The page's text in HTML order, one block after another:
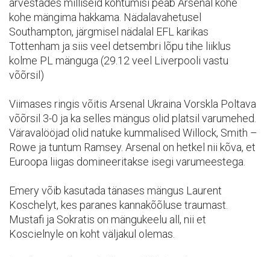
kohe mängima hakkama. Nädalavahetusel
Southampton, järgmisel nädalal EFL karikas
Tottenham ja siis veel detsembri lõpu tihe liiklus
kolme PL mänguga (29.12 veel Liverpooli vastu
võõrsil)
Viimases ringis võitis Arsenal Ukraina Vorskla Poltava
võõrsil 3-0 ja ka selles mängus olid platsil varumehed.
Väravalööjad olid natuke kummalised Willock, Smith –
Rowe ja tuntum Ramsey. Arsenal on hetkel nii kõva, et
Euroopa liigas domineeritakse isegi varumeestega.
Emery võib kasutada tänases mängus Laurent
Koschelyt, kes paranes kannakõõluse traumast.
Mustafi ja Sokratis on mängukeelu all, nii et
Koscielnyle on koht väljakul olemas.